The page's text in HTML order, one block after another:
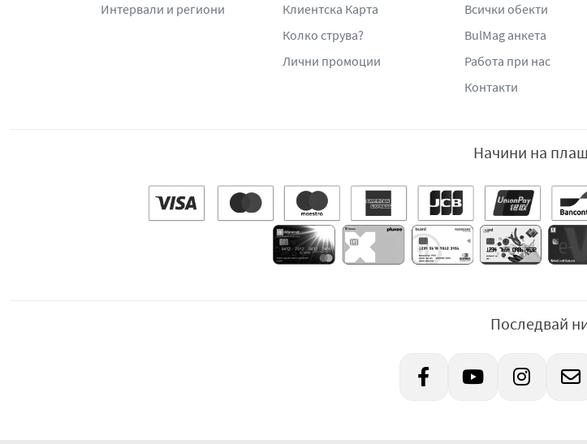
Интервали и региони
Клиентска Карта
Колко струва?
Лични промоции
Всички обекти
BulMag анкета
Работа при нас
Контакти
Начини на
Последвай